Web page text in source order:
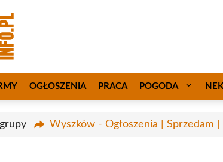
OGŁOSZENIA PRACA POGODA
Wyszków - Ogłoszenia | Sprzedam